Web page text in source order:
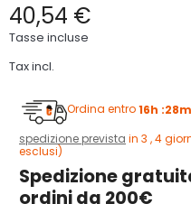
40,54 €
Tasse incluse
Tax incl.
Ordina entro16h
spedizione prevista in 3 , 4
esclusi)
Spedizione
ordini da 200€